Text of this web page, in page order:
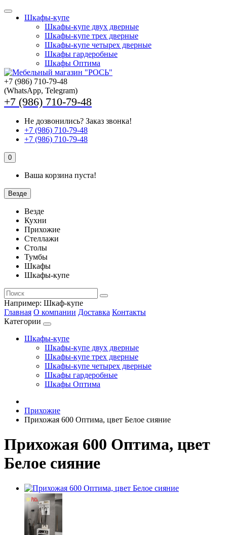
Шкафы-купе
Шкафы-купе двух дверные
Шкафы-купе трех дверные
Шкафы-купе четырех дверные
Шкафы гардеробные
Шкафы Оптима
+7 (986) 710-79-48
(WhatsApp, Telegram)
+7 (986) 710-79-48
Не дозвонились? Заказ звонка!
+7 (986) 710-79-48
+7 (986) 710-79-48
0
Ваша корзина пуста!
Везде
Везде
Кухни
Прихожие
Стеллажи
Столы
Тумбы
Шкафы
Шкафы-купе
Например: Шкаф-купе
Главная О компании Доставка Контакты
Категории
Шкафы-купе
Шкафы-купе двух дверные
Шкафы-купе трех дверные
Шкафы-купе четырех дверные
Шкафы гардеробные
Шкафы Оптима
Прихожие
Прихожая 600 Оптима, цвет Белое сияние
Прихожая 600 Оптима, цвет
Белое сияние